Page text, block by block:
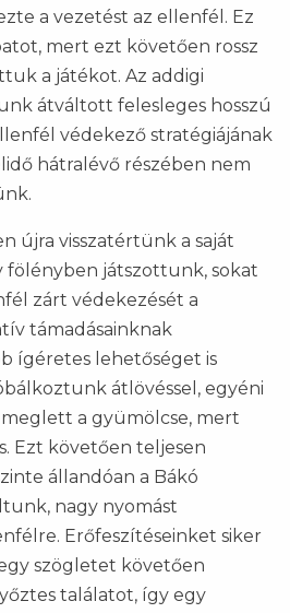
a vezetést az ellenfél. Ez
mert ezt követően rossz
a játékot. Az addigi
átváltott felesleges hosszú
védekező stratégiájának
hátralévő részében nem
újra visszatértünk a saját
fölényben játszottunk, sokat
zárt védekezését a
támadásainknak
ígéretes lehetőséget is
átlövéssel, egyéni
meglett a gyümölcse, mert
Ezt követően teljesen
állandóan a Bákó
nagy nyomást
Erőfeszítéseinket siker
szögletet követően
találatot, így egy